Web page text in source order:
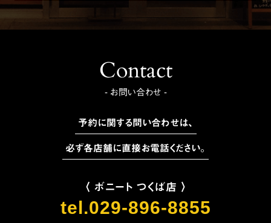
Contact
- お問い合わせ -
予約に関する問い合わせは、
必ず各店舗に直接お電話ください。
〈 ボニート つくば店 〉
tel.029-896-8855